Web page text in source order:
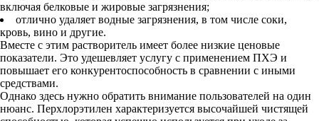
включая белковые и жировые загрязнения;
отлично удаляет водные загрязнения, в том числе соки,
кровь, вино и другие.
Вместе с этим растворитель имеет более низкие ценовые
показатели. Это удешевляет услугу с применением ПХЭ и
повышает его конкурентоспособность в сравнении с иными
средствами.
Однако здесь нужно обратить внимание пользователей на один
нюанс. Перхлорэтилен характеризуется высочайшей чистящей